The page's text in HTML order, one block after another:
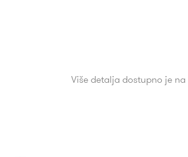
Više detalja dostupno je na